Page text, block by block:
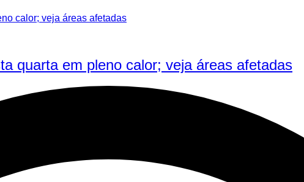
quarta em pleno calor; veja áreas afetadas